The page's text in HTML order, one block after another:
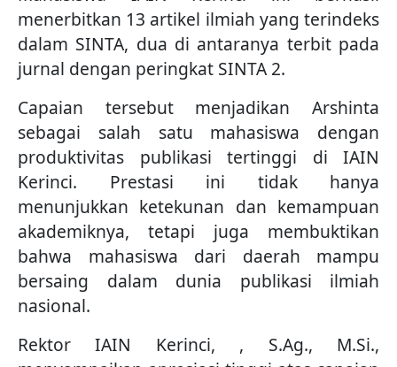
menerbitkan 13 artikel ilmiah yang terindeks
dalam SINTA, dua di antaranya terbit pada
jurnal dengan peringkat SINTA 2.
Capaian tersebut menjadikan Arshinta
sebagai salah satu mahasiswa dengan
produktivitas publikasi tertinggi di IAIN
Kerinci. Prestasi ini tidak hanya
menunjukkan ketekunan dan kemampuan
akademiknya, tetapi juga membuktikan
bahwa mahasiswa dari daerah mampu
bersaing dalam dunia publikasi ilmiah
nasional.
Rektor IAIN Kerinci, , S.Ag., M.Si.,